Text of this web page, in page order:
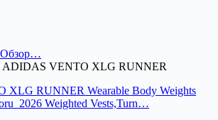
Обзор…
ADIDAS VENTO XLG RUNNER
XLG RUNNER Wearable Body Weights
Weighted Vests,Turn…